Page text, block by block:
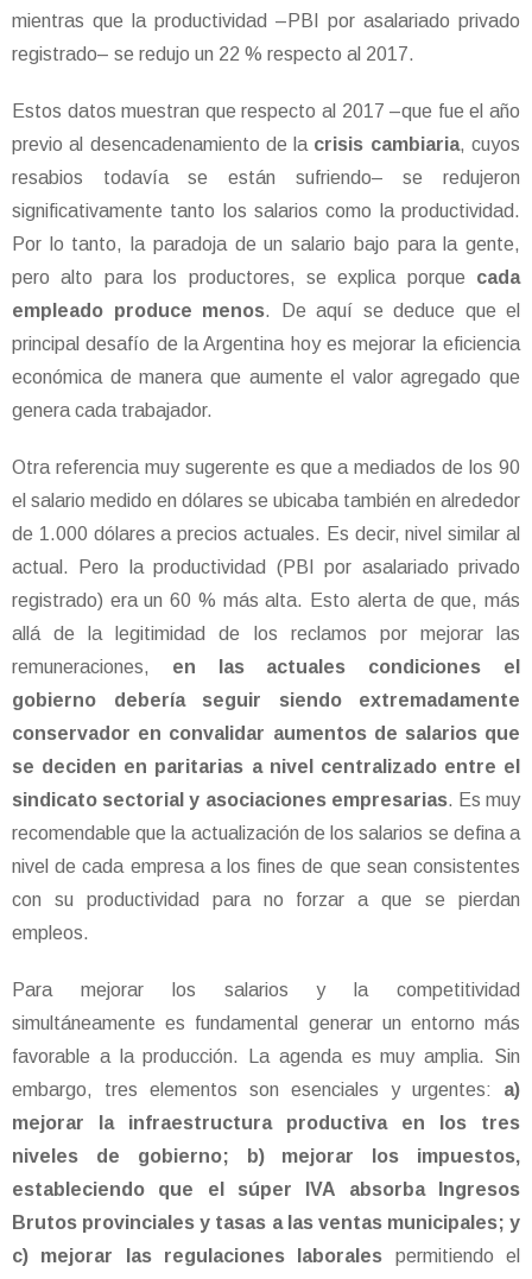
mientras que la productividad –PBI por asalariado privado
registrado– se redujo un 22 % respecto al 2017.
Estos datos muestran que respecto al 2017 –que fue el año
previo al desencadenamiento de la crisis cambiaria, cuyos
resabios todavía se están sufriendo– se redujeron
significativamente tanto los salarios como la productividad.
Por lo tanto, la paradoja de un salario bajo para la gente,
pero alto para los productores, se explica porque cada
empleado produce menos. De aquí se deduce que el
principal desafío de la Argentina hoy es mejorar la eficiencia
económica de manera que aumente el valor agregado que
genera cada trabajador.
Otra referencia muy sugerente es que a mediados de los 90
el salario medido en dólares se ubicaba también en alrededor
de 1.000 dólares a precios actuales. Es decir, nivel similar al
actual. Pero la productividad (PBI por asalariado privado
registrado) era un 60 % más alta. Esto alerta de que, más
allá de la legitimidad de los reclamos por mejorar las
remuneraciones,
en las actuales condiciones el
gobierno debería seguir siendo extremadamente
conservador en convalidar aumentos de salarios que
se deciden en paritarias a nivel centralizado entre el
sindicato sectorial y asociaciones empresarias. Es muy
recomendable que la actualización de los salarios se defina a
nivel de cada empresa a los fines de que sean consistentes
con su productividad para no forzar a que se pierdan
empleos.
Para mejorar los salarios y la competitividad
simultáneamente es fundamental generar un entorno más
favorable a la producción. La agenda es muy amplia. Sin
embargo, tres elementos son esenciales y urgentes: a)
mejorar la infraestructura productiva en los tres
niveles de gobierno; b) mejorar los impuestos,
estableciendo que el súper IVA absorba Ingresos
Brutos provinciales y tasas a las ventas municipales; y
c) mejorar las regulaciones laborales permitiendo el